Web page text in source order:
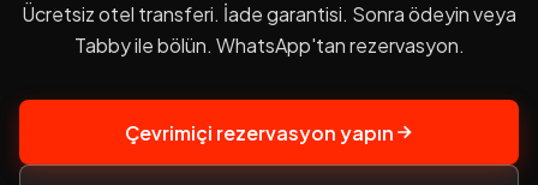
Ücretsiz otel transferi. İade garantisi. Sonra ödeyin veya
Tabby ile bölün. WhatsApp'tan rezervasyon.
Çevrimiçi rezervasyon yapın